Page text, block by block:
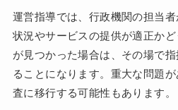
運営指導では、行政機関の担当
状況やサービスの提供が適正か
が見つかった場合は、その場で
ることになります。重大な問題
査に移行する可能性もあります。